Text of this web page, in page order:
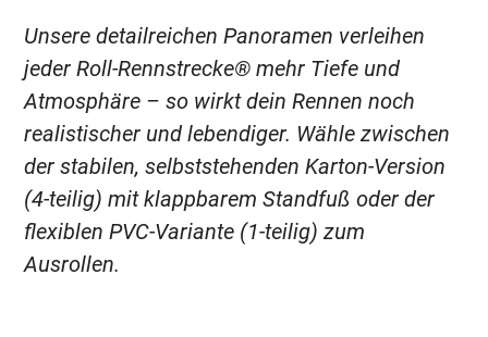
Unsere detailreichen Panoramen verleihen
jeder Roll-Rennstrecke® mehr Tiefe und
Atmosphäre – so wirkt dein Rennen noch
realistischer und lebendiger. Wähle zwischen
der stabilen, selbststehenden Karton-Version
(4-teilig) mit klappbarem Standfuß oder der
flexiblen PVC-Variante (1-teilig) zum
Ausrollen.